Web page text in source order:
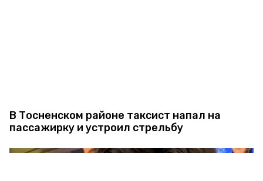
В Тосненском районе таксист напал на
пассажирку и устроил стрельбу